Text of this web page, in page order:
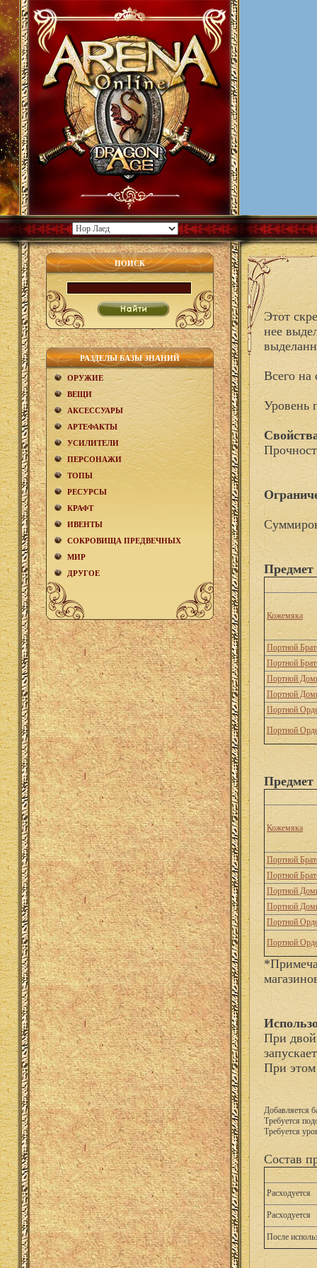
ПОИСК
РАЗДЕЛЫ БАЗЫ ЗНАНИЙ
ОРУЖИЕ
ВЕЩИ
АКCЕСCУАРЫ
АРТЕФАКТЫ
УСИЛИТЕЛИ
ПЕРСОНАЖИ
ТОПЫ
РЕСУРСЫ
КРАФТ
ИВЕНТЫ
СОКРОВИЩА ПРЕДВЕЧНЫХ
МИР
ДРУГОЕ
Этот
нее
Всего на
Уровень
Предмет
Кожемяка
Портной
Портной
Портной
Портной
Портной
Портной
Предмет
Кожемяка
Портной
Портной
Портной
Портной
Портной
Портной
При
При этом
Добавляется
Требуется
Требуется
Состав
Расходуется
Расходуется
После